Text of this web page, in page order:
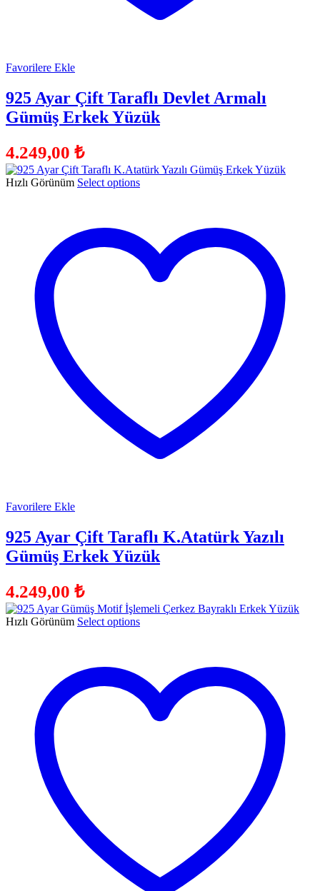
Favorilere Ekle
925 Ayar Çift Taraflı Devlet Armalı
Gümüş Erkek Yüzük
4.249,00 ₺
Hızlı Görünüm Select options
Favorilere Ekle
925 Ayar Çift Taraflı K.Atatürk Yazılı
Gümüş Erkek Yüzük
4.249,00 ₺
Hızlı Görünüm Select options